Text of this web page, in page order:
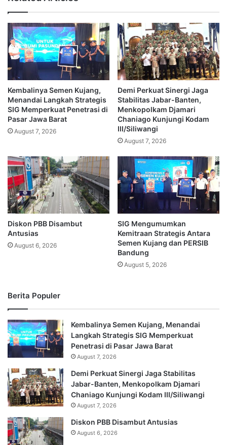
Kembalinya Semen Kujang,
Menandai Langkah Strategis
SIG Memperkuat Penetrasi di
Pasar Jawa Barat
August 7, 2026
Demi Perkuat Sinergi Jaga
Stabilitas Jabar-Banten,
Menkopolkam Djamari
Chaniago Kunjungi Kodam
III/Siliwangi
August 7, 2026
Diskon PBB Disambut
Antusias
August 6, 2026
SIG Mengumumkan
Kemitraan Strategis Antara
Semen Kujang dan PERSIB
Bandung
August 5, 2026
Berita Populer
Kembalinya Semen Kujang, Menandai
Langkah Strategis SIG Memperkuat
Penetrasi di Pasar Jawa Barat
August 7, 2026
Demi Perkuat Sinergi Jaga Stabilitas
Jabar-Banten, Menkopolkam Djamari
Chaniago Kunjungi Kodam III/Siliwangi
August 7, 2026
Diskon PBB Disambut Antusias
August 6, 2026